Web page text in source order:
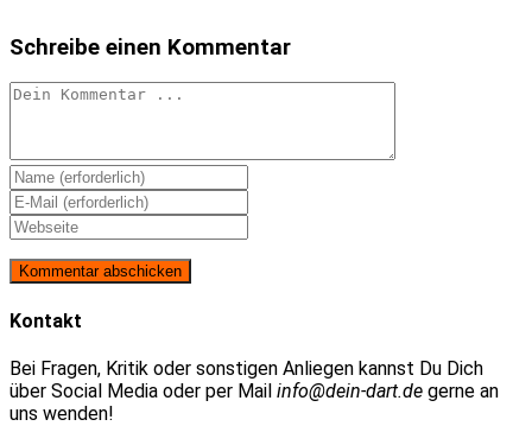
Schreibe einen Kommentar
Kommentieren
Gib
deinen
Namen
oder
Benutzernamen
zum
Kommentieren
ein
Gib
deine
E-
Mail-
Adresse
zum
ein
Gib
Website-
ein
Kontakt
Bei Fragen, Kritik oder sonstigen Anliegen kannst Du Dich
über Social Media oder per Mail info@dein-dart.de gerne an
uns wenden!